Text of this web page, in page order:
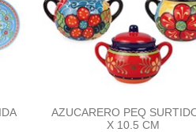
AZUCARERO PEQ
X 10.5 CM